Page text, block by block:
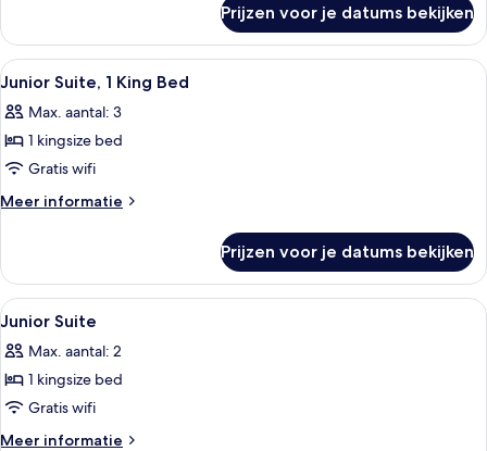
People
Non-
Smoking
laden
Queen
Room
for
People
-
Smoking
Prijzen voor je datums bekijken
Alle
foto's
voor
Junior
Suite,
1
laden
Een hotelkamer met een bed,
14
Junior Suite, 1 King Bed
Max. aantal: 3
1 kingsize bed
Gratis wifi
Meer informatie
Meer
Suite,
King
Prijzen voor je datums bekijken
Alle
foto's
voor
Junior
Suite
laden
Een hotelkamer met een bed,
13
Junior Suite
Max. aantal: 2
1 kingsize bed
Gratis wifi
Meer informatie
Meer